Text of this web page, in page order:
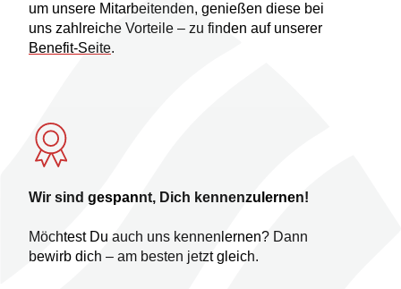
um unsere Mitarbeitenden, genießen diese bei
uns zahlreiche Vorteile – zu finden auf unserer
Benefit-Seite.
Wir sind gespannt, Dich kennenzulernen!
Möchtest Du auch uns kennenlernen? Dann
bewirb dich – am besten jetzt gleich.